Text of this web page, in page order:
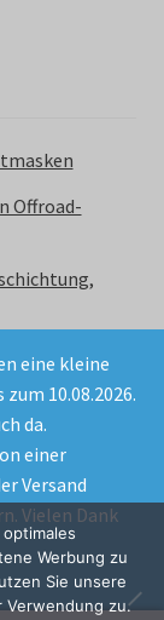
eine kleine
10.08.2026.
da.
einer
Versand
Vielen Dank
Offroad-
Werbung zu
Sie unsere
Verwendung zu.